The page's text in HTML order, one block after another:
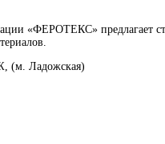
«ФЕРОТЕКС» предлагает
(м. Ладожская)